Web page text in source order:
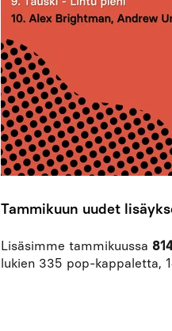
Tammikuun uudet
Lisäsimme tammikuussa
lukien 335 pop-kappaletta,